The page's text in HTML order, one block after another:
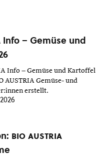
Info – Gemüse und
Info – Gemüse und Kartoffel
AUSTRIA Gemüse- und
erstellt.
bio austria